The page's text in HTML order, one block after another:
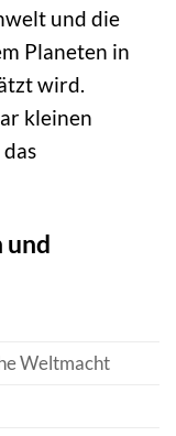
und die
Planeten in
wird.
kleinen
und
Weltmacht